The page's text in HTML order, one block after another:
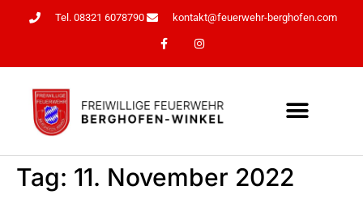
Tel. 08321 6078790 kontakt@feuerwehr-berghofen.com
Tag: 11. November 2022